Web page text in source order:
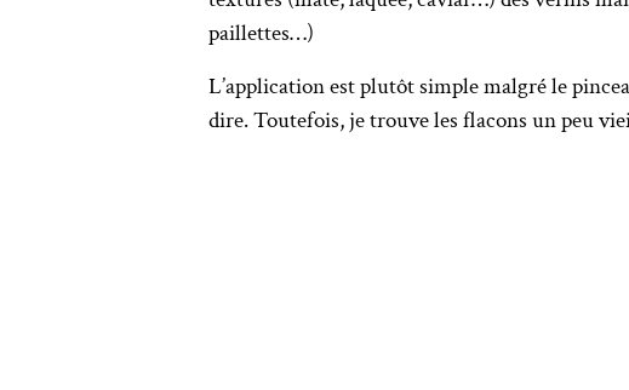
paillettes…)
L’application est plutôt simple malgré le
dire. Toutefois, je trouve les flacons un peu